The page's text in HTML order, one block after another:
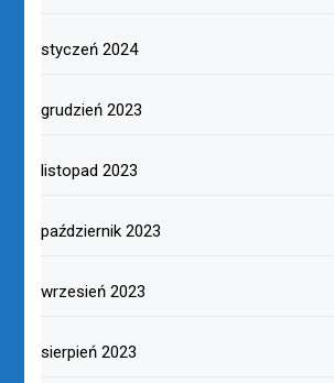
styczeń 2024
grudzień 2023
listopad 2023
październik 2023
wrzesień 2023
sierpień 2023